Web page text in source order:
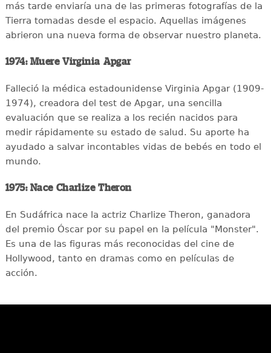
más tarde enviaría una de las primeras fotografías de la
Tierra tomadas desde el espacio. Aquellas imágenes
abrieron una nueva forma de observar nuestro planeta.
1974: Muere Virginia Apgar
Falleció la médica estadounidense Virginia Apgar (1909-
1974), creadora del test de Apgar, una sencilla
evaluación que se realiza a los recién nacidos para
medir rápidamente su estado de salud. Su aporte ha
ayudado a salvar incontables vidas de bebés en todo el
mundo.
1975: Nace Charlize Theron
En Sudáfrica nace la actriz Charlize Theron, ganadora
del premio Óscar por su papel en la película "Monster".
Es una de las figuras más reconocidas del cine de
Hollywood, tanto en dramas como en películas de
acción.